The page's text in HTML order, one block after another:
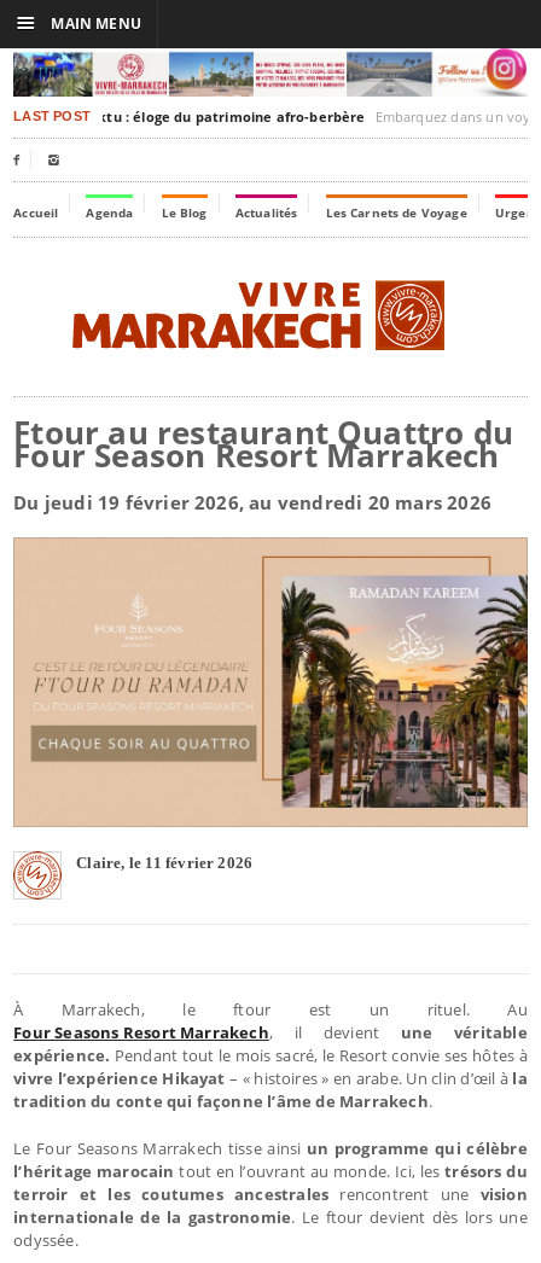
LAST POST
Timbuktu : éloge du patrimoine afro-berbère Embarquez dans un voyage culturel dans le
 
Accueil Agenda Le Blog Actualités Les Carnets de Voyage
Ftour au restaurant Quattro du
Four Season Resort Marrakech
Du jeudi 19 février 2026, au vendredi 20 mars 2026
Claire, le 11 février 2026
À Marrakech, le ftour est un rituel. Au
Four Seasons Resort Marrakech, il devient une véritable
expérience. Pendant tout le mois sacré, le Resort convie ses hôtes à
vivre l’expérience Hikayat – « histoires » en arabe. Un clin d’œil à la
tradition du conte qui façonne l’âme de Marrakech.
Le Four Seasons Marrakech tisse ainsi un programme qui célèbre
l’héritage marocain tout en l’ouvrant au monde. Ici, lestrésors du
terroir et les coutumes ancestrales rencontrent une vision
internationale de la gastronomie. Le ftour devient dès lors une
odyssée.
☰ MAIN MENU